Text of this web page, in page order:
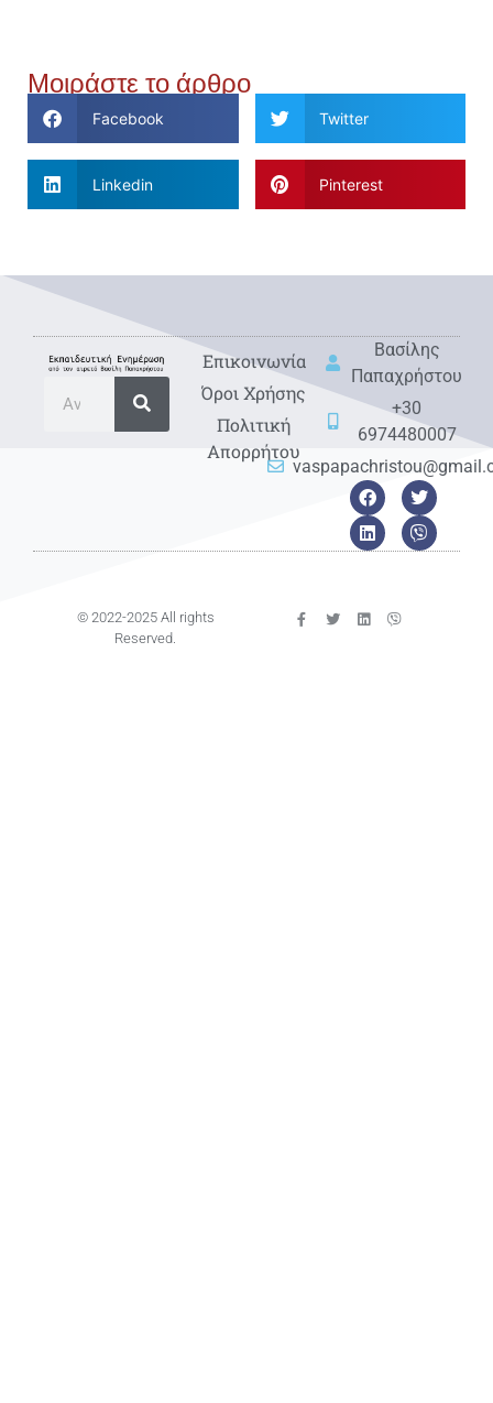
Μοιράστε το άρθρο
Facebook Twitter
Linkedin Pinterest
Eπικοινωνία
Όροι Χρήσης
Πολιτική
Απορρήτου
Βασίλης
Παπαχρήστου
+30
6974480007
© 2022-2025 All rights
Reserved.